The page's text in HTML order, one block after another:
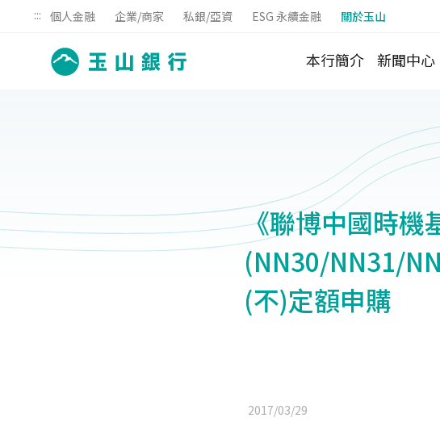
::: 個人金融 企業/商家 私銀/亞資 ESG 永續金融 關於玉山
本行簡介 新聞中心
《聯博中國時機
(NN30/NN31/
(不)定額申購
2017/03/29